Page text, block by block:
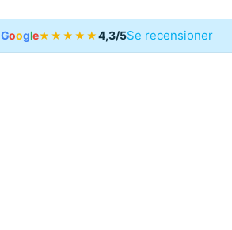
Google★★★★★4,3/5Se recensioner